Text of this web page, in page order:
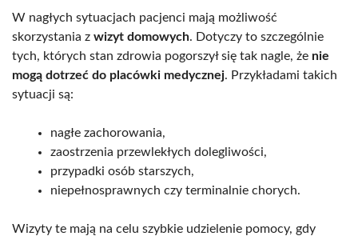
W nagłych sytuacjach pacjenci mają możliwość
skorzystania z wizyt domowych. Dotyczy to szczególnie
tych, których stan zdrowia pogorszył się tak nagle, że nie
mogą dotrzeć do placówki medycznej. Przykładami takich
sytuacji są:
nagłe zachorowania,
zaostrzenia przewlekłych dolegliwości,
przypadki osób starszych,
niepełnosprawnych czy terminalnie chorych.
Wizyty te mają na celu szybkie udzielenie pomocy, gdy